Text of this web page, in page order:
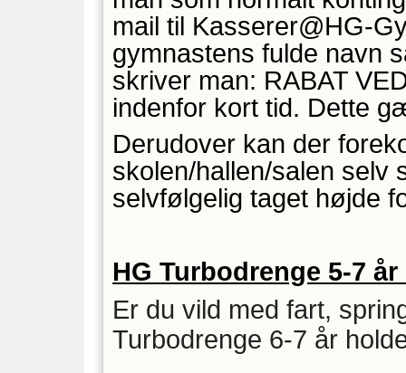
mail til Kasserer@HG-
gymnastens fulde navn
skriver man: RABAT
indenfor kort tid. Dette
Derudover kan der
skolen/hallen/salen selv
selvfølgelig taget højde
HG Turbodrenge 5-7
Er du vild med fart,
Turbodrenge 6-7 år